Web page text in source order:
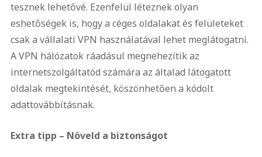
tesznek lehetővé. Ezenfelül léteznek olyan
eshetőségek is, hogy a céges oldalakat és felületeket
csak a vállalati VPN használatával lehet meglátogatni.
A VPN hálózatok ráadásul megnehezítik az
internetszolgáltatód számára az általad látogatott
oldalak megtekintését, köszönhetően a kódolt
adattovábbításnak.
Extra tipp – Növeld a biztonságot